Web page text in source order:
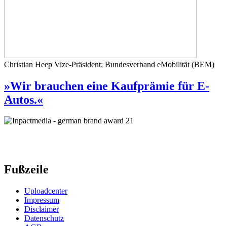
Christian Heep Vize-Präsident; Bundesverband eMobilität (BEM)
»Wir brauchen eine Kaufprämie für E-
Autos.«
Fußzeile
Uploadcenter
Impressum
Disclaimer
Datenschutz